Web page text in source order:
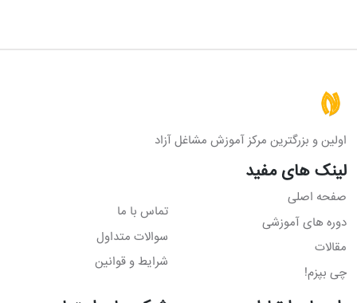
اولین و بزرگترین مرکز آموزش مشاغل آزاد
لینک های مفید
صفحه اصلی
دوره های آموزشی
مقالات
چی بپزم!
تماس با ما
سوالات متداول
شرایط و قوانین